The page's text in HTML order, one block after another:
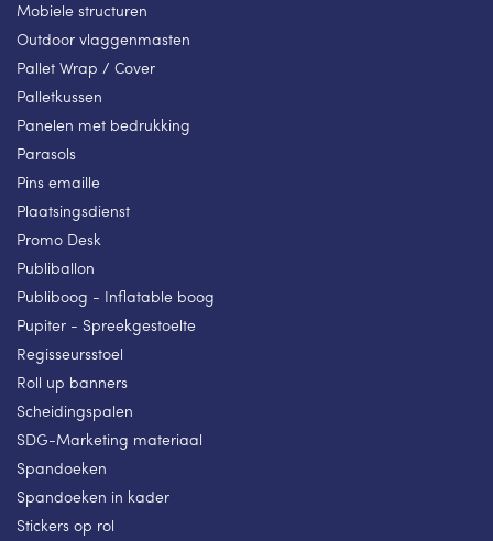
Mobiele structuren
Outdoor vlaggenmasten
Pallet Wrap / Cover
Palletkussen
Panelen met bedrukking
Parasols
Pins emaille
Plaatsingsdienst
Promo Desk
Publiballon
Publiboog - Inflatable boog
Pupiter - Spreekgestoelte
Regisseursstoel
Roll up banners
Scheidingspalen
SDG-Marketing materiaal
Spandoeken
Spandoeken in kader
Stickers op rol